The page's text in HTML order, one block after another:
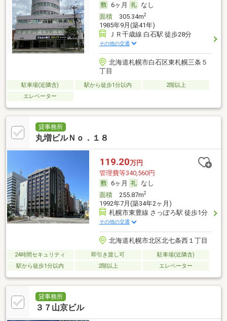
6ヶ月
なし
面積305.34m2
1985年9月(築41年)
ＪＲ千歳線 白石駅 徒歩28分
その他の交通
北海道札幌市白石区東札幌三条５
丁目
駐車場(近隣含) 駅から徒歩1分以内
2階以上
エレベーター
貸事務所
丸増ビルＮｏ．１８
119.20万円
管理費等340,560円
6ヶ月
なし
面積255.87m2
1992年7月(築34年2ヶ月)
札幌市東豊線 さっぽろ駅 徒歩1分
その他の交通
北海道札幌市北区北七条西１丁目
24時間セキュリティ 即引き渡し可
駐車場(近隣含)
駅から徒歩1分以内
2階以上 エレベーター
貸事務所
３７山京ビル